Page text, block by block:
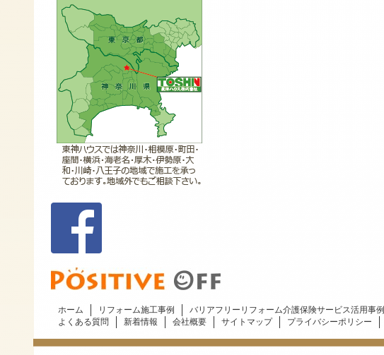
ホーム リフォーム施工事例 バリアフリーリフォーム介護保険サービス活用事例
よくある質問
新着情報 会社概要 サイトマップ プライバシーポリシー